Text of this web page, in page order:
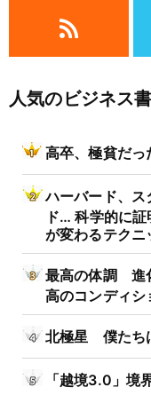
人気のビジネス
高卒、極貧だっ
ハーバード、ス
ド… 科学的に
が変わるテクニ
最高の体調 進
高のコンディシ
北極星 僕たち
「越境3.0」境